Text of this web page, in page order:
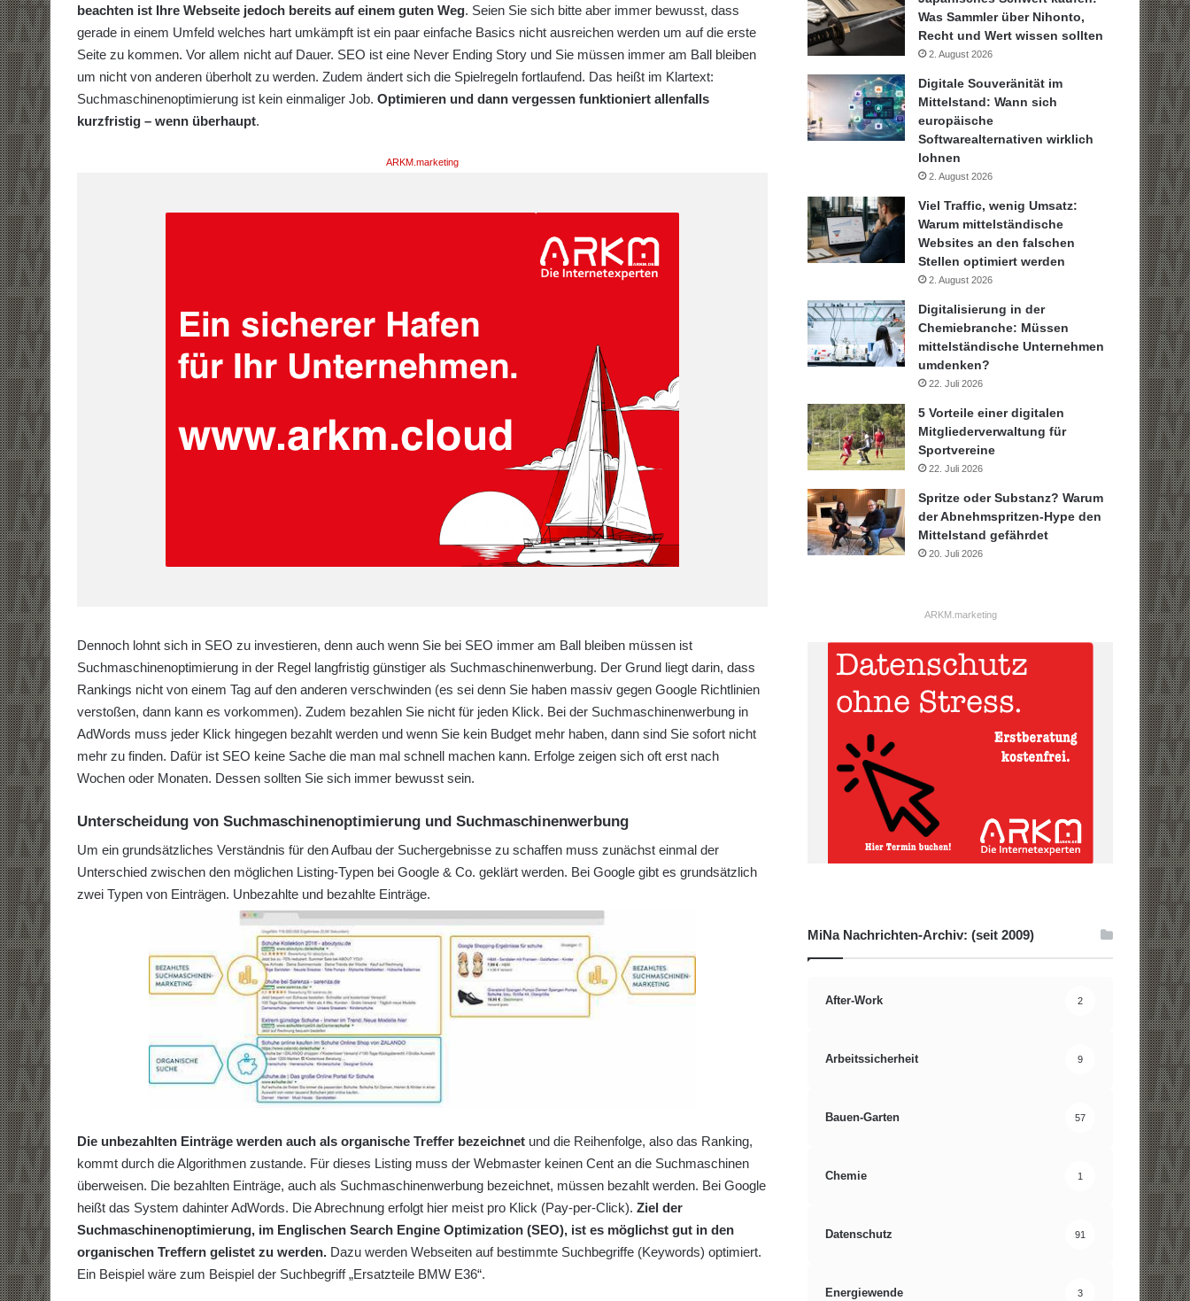
beachten ist Ihre Webseite jedoch bereits auf einem guten Weg. Seien Sie sich bitte aber immer bewusst, dass
gerade in einem Umfeld welches hart umkämpft ist ein paar einfache Basics nicht ausreichen werden um auf die erste
Seite zu kommen. Vor allem nicht auf Dauer. SEO ist eine Never Ending Story und Sie müssen immer am Ball bleiben
um nicht von anderen überholt zu werden. Zudem ändert sich die Spielregeln fortlaufend. Das heißt im Klartext:
Suchmaschinenoptimierung ist kein einmaliger Job. Optimieren und dann vergessen funktioniert allenfalls
kurzfristig – wenn überhaupt.
ARKM.marketing
Dennoch lohnt sich in SEO zu investieren, denn auch wenn Sie bei SEO immer am Ball bleiben müssen ist
Suchmaschinenoptimierung in der Regel langfristig günstiger als Suchmaschinenwerbung. Der Grund liegt darin, dass
Rankings nicht von einem Tag auf den anderen verschwinden (es sei denn Sie haben massiv gegen Google Richtlinien
verstoßen, dann kann es vorkommen). Zudem bezahlen Sie nicht für jeden Klick. Bei der Suchmaschinenwerbung in
AdWords muss jeder Klick hingegen bezahlt werden und wenn Sie kein Budget mehr haben, dann sind Sie sofort nicht
mehr zu finden. Dafür ist SEO keine Sache die man mal schnell machen kann. Erfolge zeigen sich oft erst nach
Wochen oder Monaten. Dessen sollten Sie sich immer bewusst sein.
Unterscheidung von Suchmaschinenoptimierung und Suchmaschinenwerbung
Um ein grundsätzliches Verständnis für den Aufbau der Suchergebnisse zu schaffen muss zunächst einmal der
Unterschied zwischen den möglichen Listing-Typen bei Google & Co. geklärt werden. Bei Google gibt es grundsätzlich
zwei Typen von Einträgen. Unbezahlte und bezahlte Einträge.
Die unbezahlten Einträge werden auch als organische Treffer bezeichnet und die Reihenfolge, also das Ranking,
kommt durch die Algorithmen zustande. Für dieses Listing muss der Webmaster keinen Cent an die Suchmaschinen
überweisen. Die bezahlten Einträge, auch als Suchmaschinenwerbung bezeichnet, müssen bezahlt werden. Bei Google
heißt das System dahinter AdWords. Die Abrechnung erfolgt hier meist pro Klick (Pay-per-Click). Ziel der
Suchmaschinenoptimierung, im Englischen Search Engine Optimization (SEO), ist es möglichst gut in den
organischen Treffern gelistet zu werden. Dazu werden Webseiten auf bestimmte Suchbegriffe (Keywords) optimiert.
Ein Beispiel wäre zum Beispiel der Suchbegriff „Ersatzteile BMW E36“.
Was Sammler über Nihonto,
Recht und Wert wissen sollten
2. August 2026
Digitale Souveränität im
Mittelstand: Wann sich
europäische
Softwarealternativen wirklich
lohnen
2. August 2026
Viel Traffic, wenig Umsatz:
Warum mittelständische
Websites an den falschen
Stellen optimiert werden
2. August 2026
Digitalisierung in der
Chemiebranche: Müssen
mittelständische Unternehmen
umdenken?
22. Juli 2026
5 Vorteile einer digitalen
Mitgliederverwaltung für
Sportvereine
22. Juli 2026
Spritze oder Substanz? Warum
der Abnehmspritzen-Hype den
Mittelstand gefährdet
20. Juli 2026
ARKM.marketing
MiNa Nachrichten-Archiv: (seit 2009)
After-Work 2
Arbeitssicherheit 9
Bauen-Garten 57
Chemie 1
Datenschutz 91
Energiewende 3